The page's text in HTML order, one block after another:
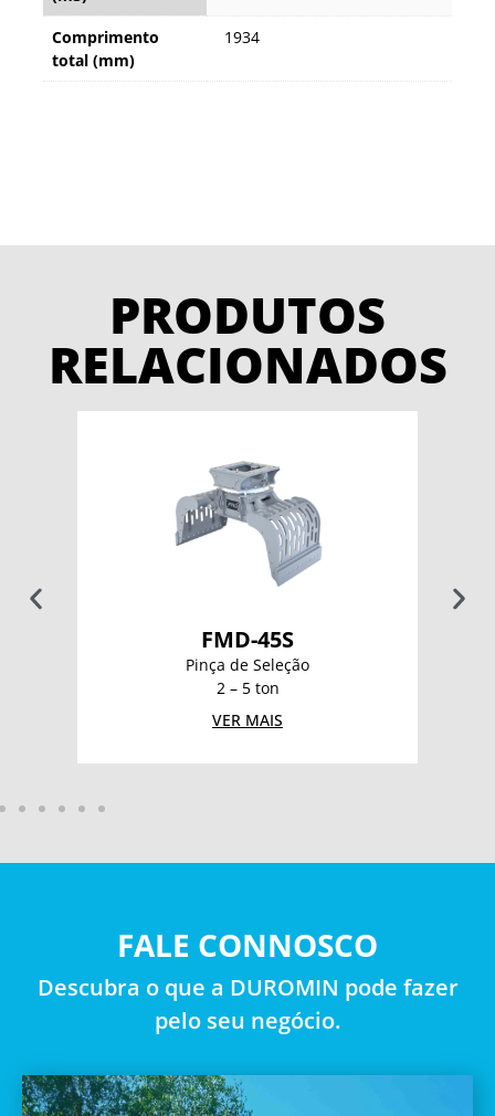
Comprimento
total (mm)
1934
PRODUTOS
RELACIONADOS
FMD-45S
Pinça de Seleção
2 – 5 ton
VER MAIS
FALE CONNOSCO
Descubra o que a DUROMIN pode fazer
pelo seu negócio.